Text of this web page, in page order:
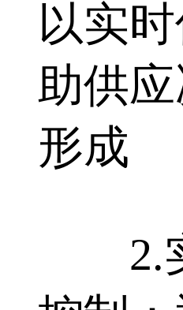
以实
助供
形成
2.实